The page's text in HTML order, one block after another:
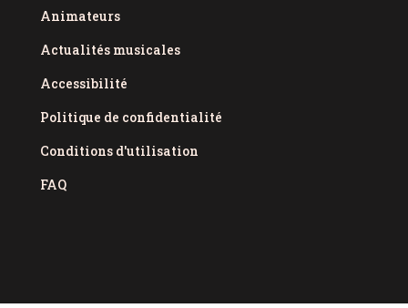
Animateurs
Actualités musicales
Accessibilité
Politique de confidentialité
Conditions d'utilisation
FAQ